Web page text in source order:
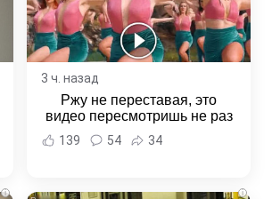
3 ч. назад
Ржу не переставая, это
видео пересмотришь не раз
139 54 34
i i